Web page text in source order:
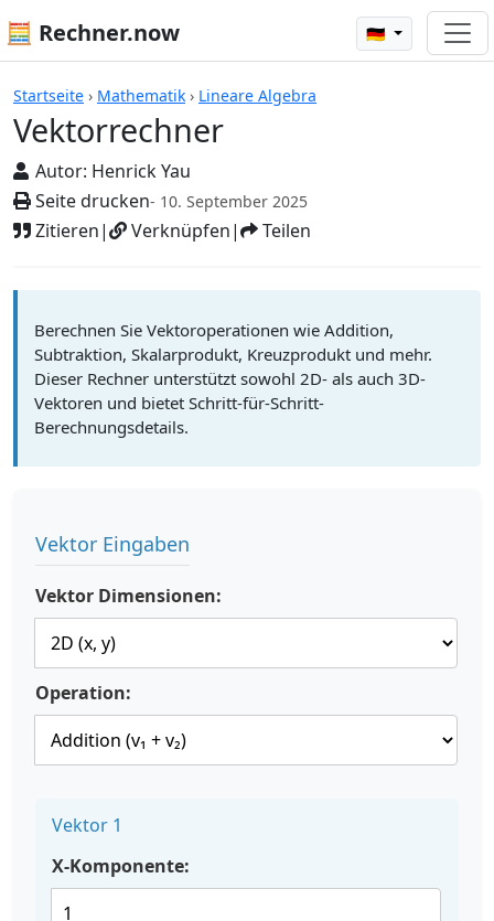
🧮 Rechner.now 🇩🇪
Startseite › Mathematik › Lineare Algebra
Vektorrechner
Autor: Henrick Yau
Seite drucken- 10. September 2025
Zitieren| Verknüpfen| Teilen
Rechner
Berechnen Sie Vektoroperationen wie Addition,
Subtraktion, Skalarprodukt, Kreuzprodukt und mehr.
Dieser Rechner unterstützt sowohl 2D- als auch 3D-
Vektoren und bietet Schritt-für-Schritt-
Berechnungsdetails.
Vektor Eingaben
Vektor Dimensionen:
Operation:
Vektor 1
X-Komponente: